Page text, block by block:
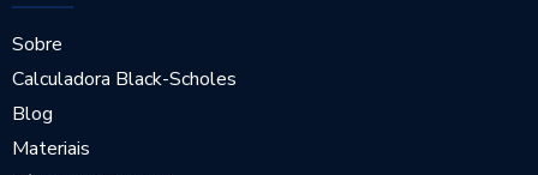
Sobre
Calculadora Black-Scholes
Blog
Materiais